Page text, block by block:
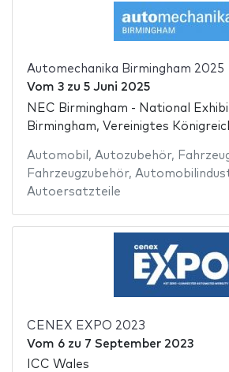
Automechanika Birmingham 2025
Vom 3zu 5 Juni 2025
NEC Birmingham - National
Birmingham, Vereinigtes
Automobil , Autozubehör,
Fahrzeugzubehör,
Autoersatzteile
CENEX EXPO 2023
Vom 6zu 7 September 2023
ICC Wales